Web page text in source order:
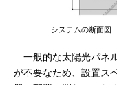
システムの断面図
一般的な太陽光パネ
が不要なため、設置ス